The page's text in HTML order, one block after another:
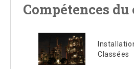
Compétences
Classées